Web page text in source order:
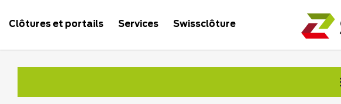
Clôtures et portails Services Swissclôture